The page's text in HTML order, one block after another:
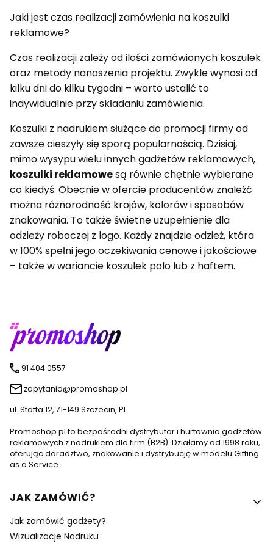
Jaki jest czas realizacji zamówienia na koszulki
reklamowe?
Czas realizacji zależy od ilości zamówionych koszulek
oraz metody nanoszenia projektu. Zwykle wynosi od
kilku dni do kilku tygodni – warto ustalić to
indywidualnie przy składaniu zamówienia.
Koszulki z nadrukiem służące do promocji firmy od
zawsze cieszyły się sporą popularnością. Dzisiaj,
mimo wysypu wielu innych gadżetów reklamowych,
koszulki reklamowesą równie chętnie wybierane
co kiedyś. Obecnie w ofercie producentów znaleźć
można różnorodność krojów, kolorów i sposobów
znakowania. To także świetne uzupełnienie dla
odzieży roboczej z logo. Każdy znajdzie odzież, która
w 100% spełni jego oczekiwania cenowe i jakościowe
– także w wariancie koszulek polo lub z haftem.
91 404 0557
zapytania@promoshop.pl
ul. Staffa 12, 71-149 Szczecin, PL
Promoshop.pl to bezpośredni dystrybutor i hurtownia gadżetów
reklamowych z nadrukiem dla firm (B2B). Działamy od 1998 roku,
oferując doradztwo, znakowanie i dystrybucję w modelu Gifting
as a Service.
Linki w stopce
JAK ZAMÓWIĆ?
Jak zamówić gadżety?
Wizualizacje Nadruku